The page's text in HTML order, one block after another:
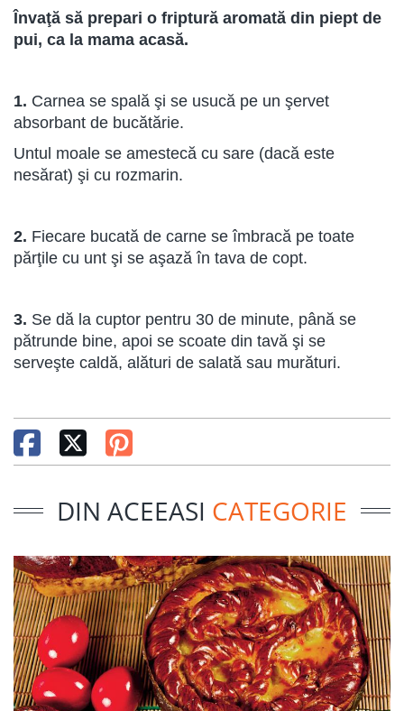
Învaţă să prepari o friptură aromată din piept de
pui, ca la mama acasă.
1. Carnea se spală şi se usucă pe un şervet
absorbant de bucătărie.
Untul moale se amestecă cu sare (dacă este
nesărat) şi cu rozmarin.
2. Fiecare bucată de carne se îmbracă pe toate
părţile cu unt şi se aşază în tava de copt.
3. Se dă la cuptor pentru 30 de minute, până se
pătrunde bine, apoi se scoate din tavă şi se
serveşte caldă, alături de salată sau murături.
DIN ACEEASI CATEGORIE